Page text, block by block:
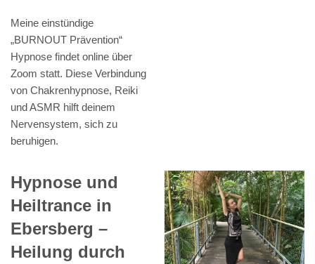
Meine einstündige
„BURNOUT Prävention“
Hypnose findet online über
Zoom statt. Diese Verbindung
von Chakrenhypnose, Reiki
und ASMR hilft deinem
Nervensystem, sich zu
beruhigen.
Hypnose und
Heiltrance in
Ebersberg –
Heilung durch